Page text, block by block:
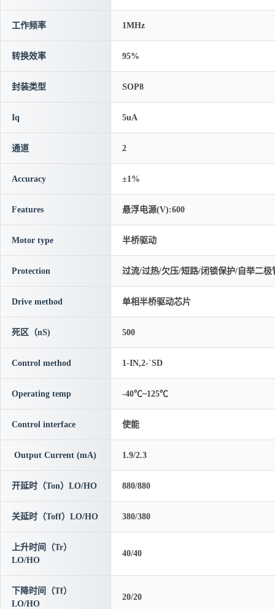
工作频率 1MHz
转换效率 95%
封装类型 SOP8
Iq 5uA
通道 2
Accuracy ±1%
Features 悬浮电源(V):600
Motor type 半桥驱动
Protection 过流/过热/欠压/短路/闭锁保护/自举二极
Drive method 单相半桥驱动芯片
死区（nS) 500
Control method 1-IN,2-`SD
Operating temp -40℃~125℃
Control interface 使能
Output Current (mA) 1.9/2.3
开延时（Ton）LO/HO 880/880
关延时（Toff）LO/HO 380/380
上升时间（Tr）
LO/HO
40/40
下降时间（Tf）
LO/HO
20/20